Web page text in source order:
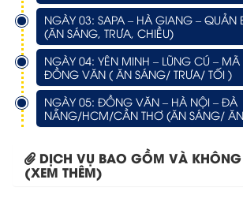
NGÀY 03: SAPA – HÀ GIANG – QUẢN
(ĂN SÁNG, TRƯA, CHIỀU)
NGÀY 04: YÊN MINH – LŨNG CÚ – MÃ
ĐỒNG VĂN ( ĂN SÁNG/ TRƯA/ TỐI )
NGÀY 05: ĐỒNG VĂN – HÀ NỘI – ĐÀ
NẴNG/HCM/CẦN THƠ (ĂN SÁNG/
DỊCH VỤ BAO GỒM VÀ
(XEM THÊM)